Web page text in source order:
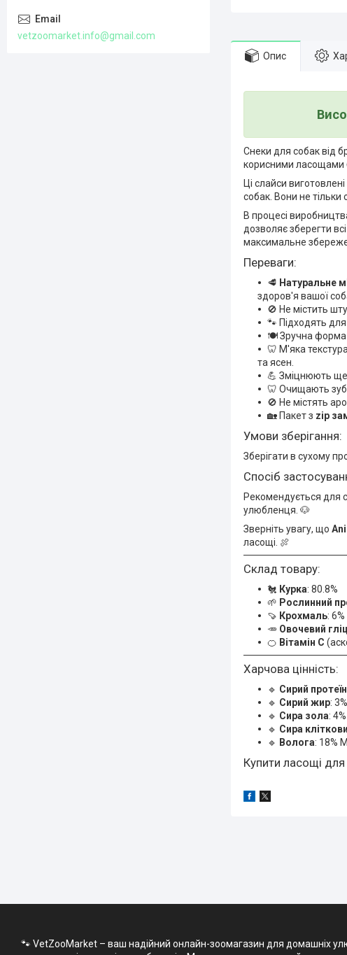
Опис
Снеки для собак від
корисними ласощами
Ці слайси
собак. Вони не
В процесі
дозволяє зберегти
максимальне
Переваги:
🥩 Натуральне
здоров'я вашої
🚫 Не містить
🐾 Підходять
🍽️ Зручна форма
🦷 М'яка
та ясен.
💪 Зміцнюють
🦷 Очищають
🚫 Не містять
🏡 Пакет з zip
Умови зберігання:
Зберігати в сухому
Спосіб
Рекомендується для
улюбленця. 🐶
Зверніть увагу, що
ласощі. 🍖
Склад товару:
🐔 Курка: 80.8%
🌱 Рослинний
🍠 Крохмаль: 6%
🥕 Овочевий
🍊 Вітамін С
Харчова цінність:
🔹 Сирий протеїн
🔹 Сирий жир:
🔹 Сира зола:
🔹 Сира
🔹 Волога: 18%
Купити ласощі
vetzoomarket.info@gmail.com
🐾 VetZooMarket – ваш надійний онлайн-зоомагазин для домашніх